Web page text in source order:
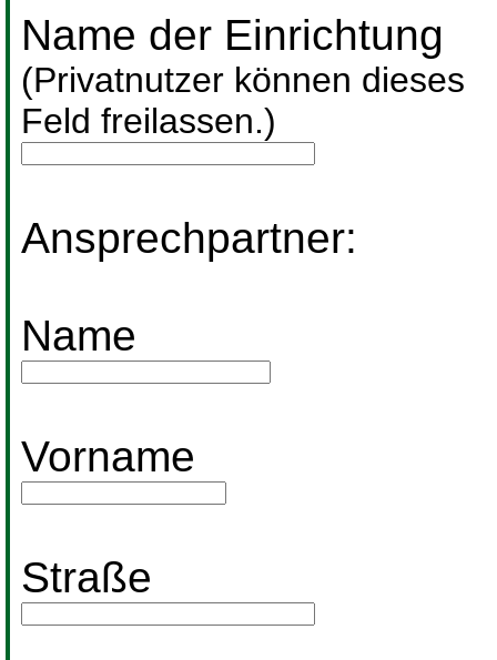
Name der Einrichtung
(Privatnutzer können dieses
Feld freilassen.)
Ansprechpartner:
Name
Vorname
Straße